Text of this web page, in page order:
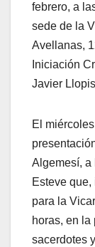
febrero, a
sede de la
Avellanas,
Iniciación
Javier
El
Algemesí, a
Esteve
para la
horas, en la
sacerdotes